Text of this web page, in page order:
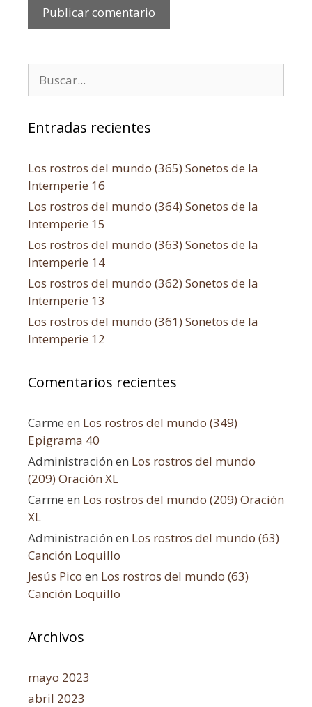
Entradas recientes
Los rostros del mundo (365) Sonetos de la
Intemperie 16
Los rostros del mundo (364) Sonetos de la
Intemperie 15
Los rostros del mundo (363) Sonetos de la
Intemperie 14
Los rostros del mundo (362) Sonetos de la
Intemperie 13
Los rostros del mundo (361) Sonetos de la
Intemperie 12
Comentarios recientes
Carme en Los rostros del mundo (349)
Epigrama 40
Administración en Los rostros del mundo
(209) Oración XL
Carme en Los rostros del mundo (209) Oración
XL
Administración en Los rostros del mundo (63)
Canción Loquillo
Jesús Pico en Los rostros del mundo (63)
Canción Loquillo
Archivos
mayo 2023
abril 2023